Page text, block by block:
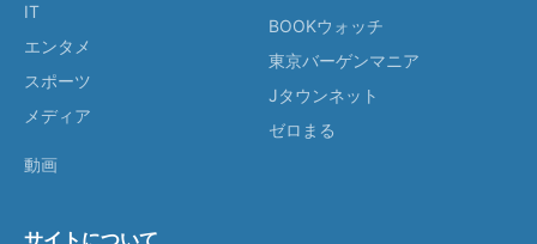
IT
エンタメ
スポーツ
メディア
動画
BOOKウォッチ
東京バーゲンマニア
Jタウンネット
ゼロまる
サイトについて